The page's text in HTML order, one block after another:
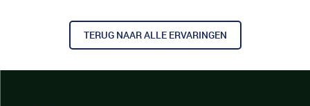
TERUG NAAR ALLE ERVARINGEN